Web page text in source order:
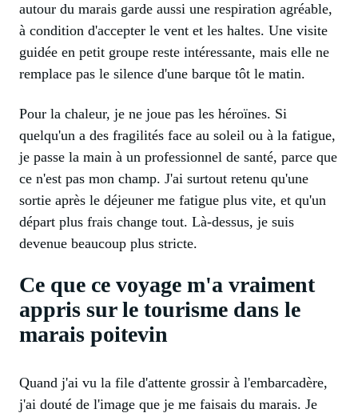
autour du marais garde aussi une respiration agréable,
à condition d'accepter le vent et les haltes. Une visite
guidée en petit groupe reste intéressante, mais elle ne
remplace pas le silence d'une barque tôt le matin.
Pour la chaleur, je ne joue pas les héroïnes. Si
quelqu'un a des fragilités face au soleil ou à la fatigue,
je passe la main à un professionnel de santé, parce que
ce n'est pas mon champ. J'ai surtout retenu qu'une
sortie après le déjeuner me fatigue plus vite, et qu'un
départ plus frais change tout. Là-dessus, je suis
devenue beaucoup plus stricte.
Ce que ce voyage m'a vraiment
appris sur le tourisme dans le
marais poitevin
Quand j'ai vu la file d'attente grossir à l'embarcadère,
j'ai douté de l'image que je me faisais du marais. Je